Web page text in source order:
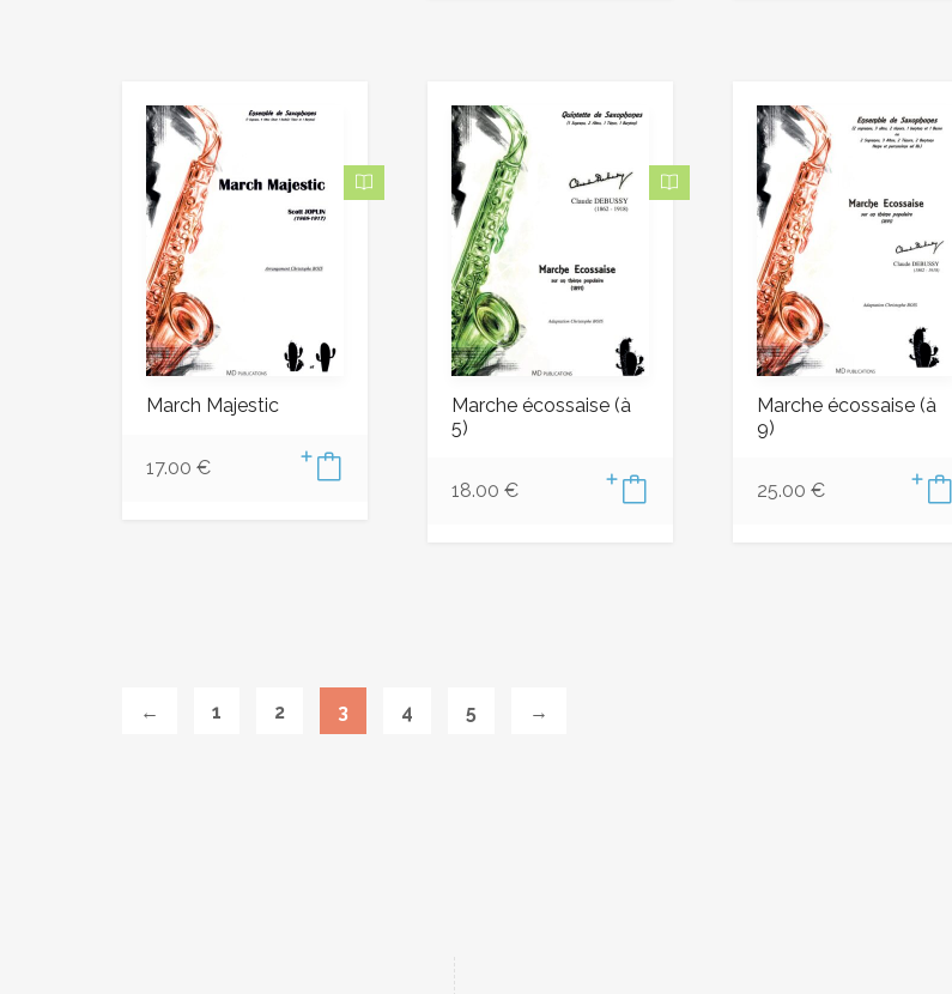
March Majestic
17.00 €
Marche écossaise (à
5)
18.00 €
Marche écossaise (à
9)
25.00 €
← 1 2 3 4 5 →